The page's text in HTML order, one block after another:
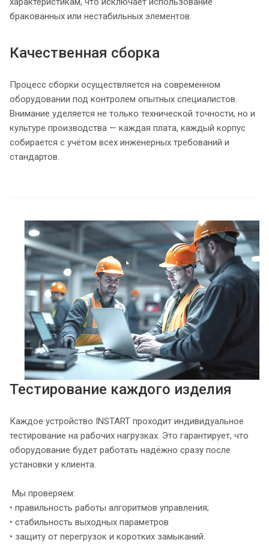
бракованных или нестабильных элементов.
Качественная сборка
Процесс сборки осуществляется на современном
оборудовании под контролем опытных специалистов.
Внимание уделяется не только технической точности, но и
культуре производства — каждая плата, каждый корпус
собирается с учётом всех инженерных требований и
стандартов.
Тестирование каждого изделия
Каждое устройство INSTART проходит индивидуальное
тестирование на рабочих нагрузках. Это гарантирует, что
оборудование будет работать надёжно сразу после
установки у клиента.
Мы проверяем:
• правильность работы алгоритмов управления;
• стабильность выходных параметров
• защиту от перегрузок и коротких замыканий.